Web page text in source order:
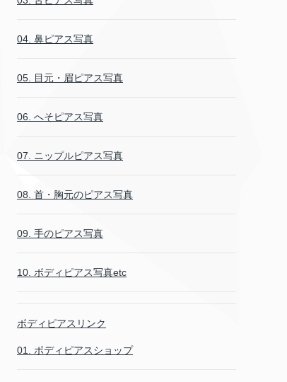
04. 鼻ピアス写真
05. 目元・眉ピアス写真
06. へそピアス写真
07. ニップルピアス写真
08. 首・胸元のピアス写真
09. 手のピアス写真
10. ボディピアス写真etc
ボディピアスリンク
01. ボディピアスショップ